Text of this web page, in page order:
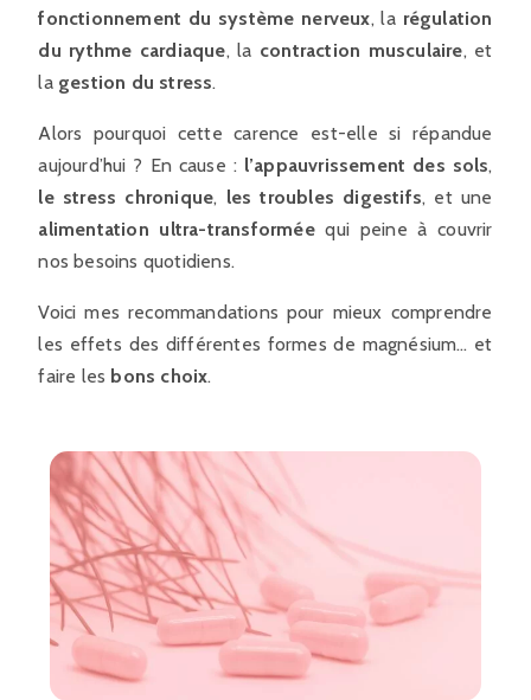
fonctionnement du système nerveux, la régulation
du rythme cardiaque, la contraction musculaire, et
la gestion du stress.
Alors pourquoi cette carence est-elle si répandue
aujourd’hui ? En cause : l’appauvrissement des sols,
le stress chronique, les troubles digestifs, et une
alimentation ultra-transforméequi peine à couvrir
nos besoins quotidiens.
Voici mes recommandations pour mieux comprendre
les effets des différentes formes de magnésium… et
faire les bons choix.